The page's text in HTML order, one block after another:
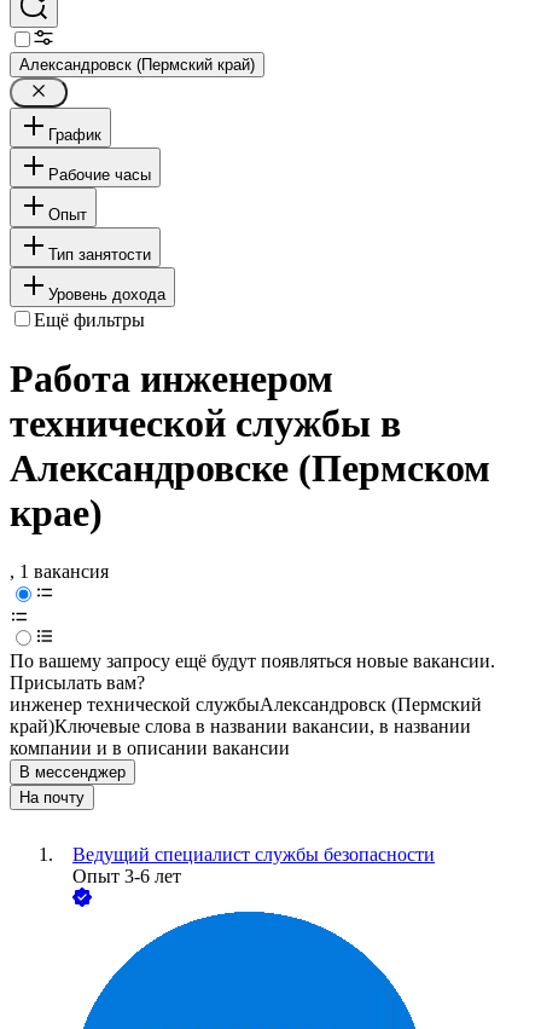
Александровск (Пермский край)
График
Рабочие часы
Опыт
Тип занятости
Уровень дохода
Ещё фильтры
Работа инженером
технической службы в
Александровске (Пермском
крае)
, 1 вакансия
По вашему запросу ещё будут появляться новые вакансии.
Присылать вам?
инженер технической службыАлександровск (Пермский
край)Ключевые слова в названии вакансии, в названии
компании и в описании вакансии
В мессенджер
На почту
Ведущий специалист службы безопасности
Опыт 3-6 лет